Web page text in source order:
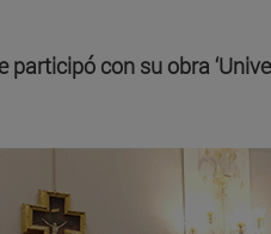
participó con su obra